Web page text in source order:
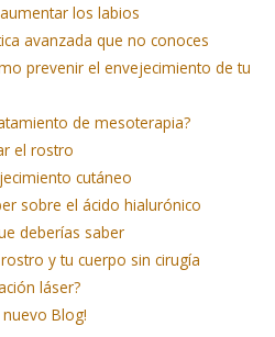
los labios
avanzada que no conoces
prevenir el envejecimiento de tu
de mesoterapia?
el rostro
cutáneo
sobre el ácido hialurónico
deberías saber
y tu cuerpo sin cirugía
láser?
Blog!